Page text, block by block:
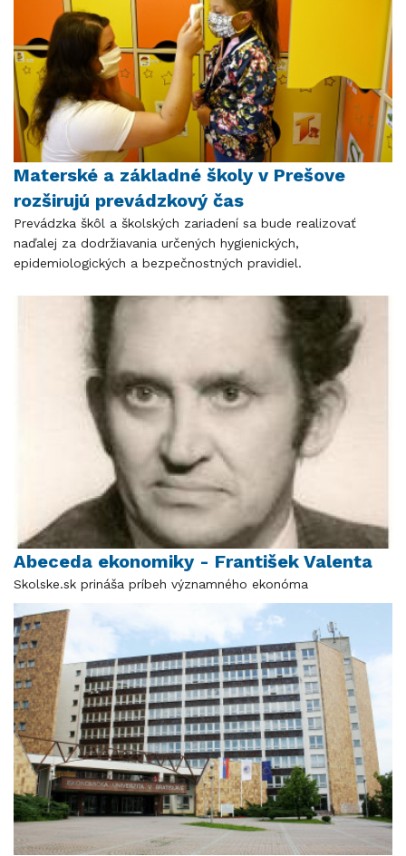
Materské a základné školy v Prešove
rozširujú prevádzkový čas
Prevádzka škôl a školských zariadení sa bude realizovať
naďalej za dodržiavania určených hygienických,
epidemiologických a bezpečnostných pravidiel.
Abeceda ekonomiky - František Valenta
Skolske.sk prináša príbeh významného ekonóma